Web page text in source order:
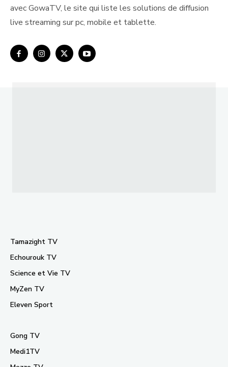
avec GowaTV, le site qui liste les solutions de diffusion
live streaming sur pc, mobile et tablette.
Tamazight TV
Echourouk TV
Science et Vie TV
MyZen TV
Eleven Sport
Gong TV
Medi1TV